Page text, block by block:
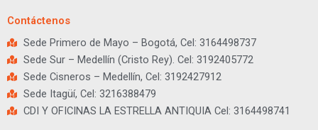
Contáctenos
Sede Primero de Mayo – Bogotá, Cel: 3164498737
Sede Sur – Medellín (Cristo Rey). Cel: 3192405772
Sede Cisneros – Medellín, Cel: 3192427912
Sede Itagüí, Cel: 3216388479
CDI Y OFICINAS LA ESTRELLA ANTIQUIA Cel: 3164498741